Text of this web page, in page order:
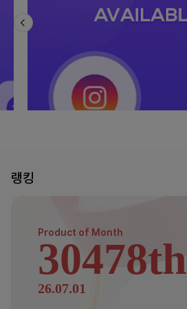
랭킹
Product of Month
30478th
26.07.01